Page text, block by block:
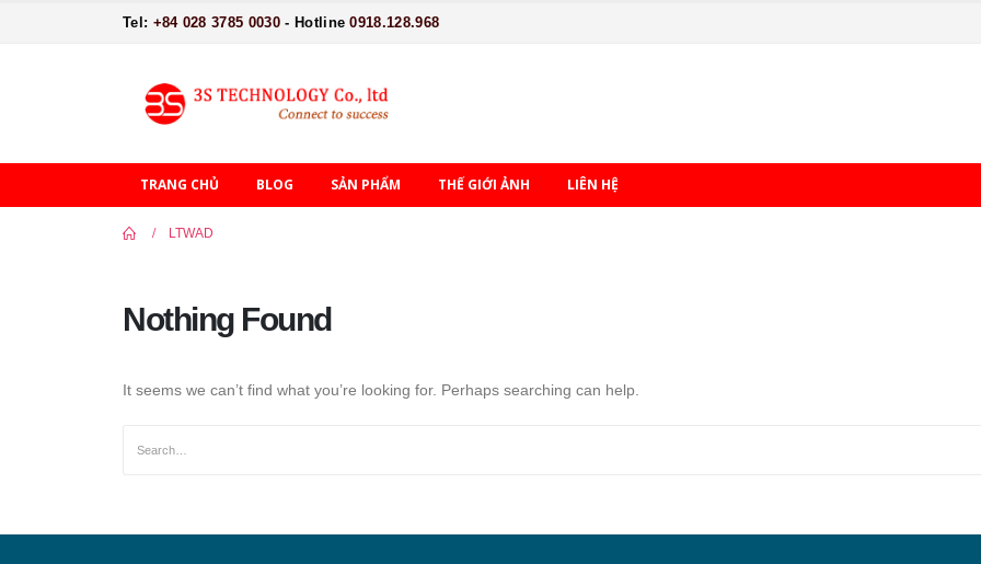
Tel: +84 028 3785 0030- Hotline0918.128.968
TRANG CHỦ BLOG SẢN PHẨM THẾ GIỚI ẢNH LIÊN HỆ
LTWAD
Nothing Found
It seems we can’t find what you’re looking for. Perhaps searching can help.